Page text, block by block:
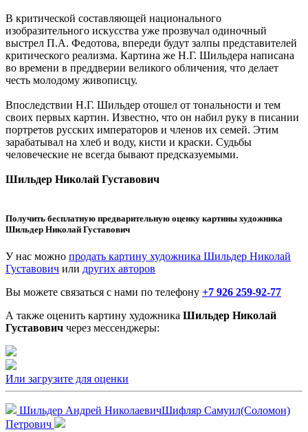
В критической составляющей национального
изобразительного искусства уже прозвучал одиночный
выстрел П.А. Федотова, впереди будут залпы представителей
критического реализма. Картина же Н.Г. Шильдера написана
во времени в преддверии великого обличения, что делает
честь молодому живописцу.
Впоследствии Н.Г. Шильдер отошел от тональности и тем
своих первых картин. Известно, что он набил руку в писании
портретов русских императоров и членов их семей. Этим
зарабатывал на хлеб и воду, кисти и краски. Судьбы
человеческие не всегда бывают предсказуемыми.
Шильдер Николай Густавович
Получить бесплатную предварительную оценку картины художника
Шильдер Николай Густавович
У нас можно продать картину художника Шильдер Николай
Густавович или других авторов
Вы можете связаться с нами по телефону +7 926 259-92-77
А также оценить картину художника Шильдер Николай
Густавович через мессенджеры:
Или загрузите для оценки
Шильдер Андрей НиколаевичШифляр Самуил(Соломон)
Петрович